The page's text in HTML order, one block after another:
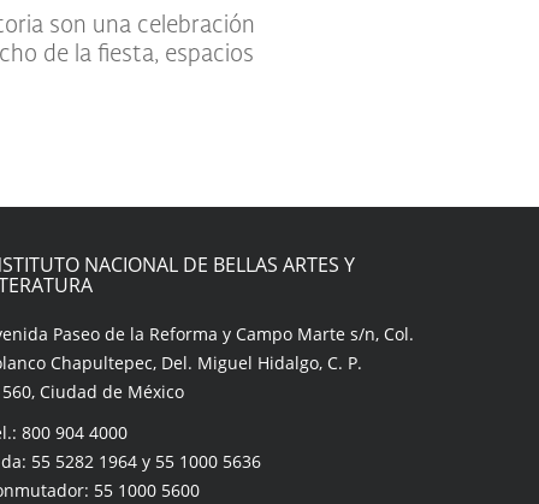
son una celebración
de la fiesta, espacios
NACIONAL DE BELLAS ARTES Y
Paseo de la Reforma y Campo Marte s/n, Col.
Chapultepec, Del. Miguel Hidalgo, C. P.
Ciudad de México
800 904 4000
55 5282 1964 y 55 1000 5636
55 1000 5600